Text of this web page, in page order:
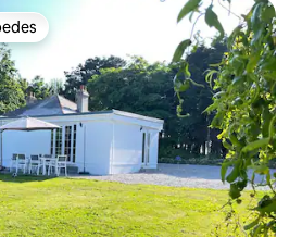
dos hóspedes